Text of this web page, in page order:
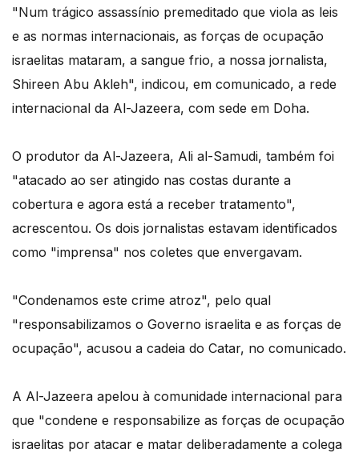
"Num trágico assassínio premeditado que viola as leis
e as normas internacionais, as forças de ocupação
israelitas mataram, a sangue frio, a nossa jornalista,
Shireen Abu Akleh", indicou, em comunicado, a rede
internacional da Al-Jazeera, com sede em Doha.
O produtor da Al-Jazeera, Ali al-Samudi, também foi
"atacado ao ser atingido nas costas durante a
cobertura e agora está a receber tratamento",
acrescentou. Os dois jornalistas estavam identificados
como "imprensa" nos coletes que envergavam.
"Condenamos este crime atroz", pelo qual
"responsabilizamos o Governo israelita e as forças de
ocupação", acusou a cadeia do Catar, no comunicado.
A Al-Jazeera apelou à comunidade internacional para
que "condene e responsabilize as forças de ocupação
israelitas por atacar e matar deliberadamente a colega